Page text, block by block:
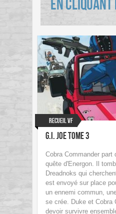
Recueil VF
G.I. Joe Tome 3
Cobra Commander part
quête d'Energon. Il
Dreadnoks qui
est envoyé sur place
un ennemi commun,
se crée. Duke et Cobra
devoir survivre